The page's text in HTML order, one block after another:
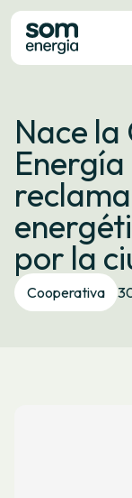
Tarifas
Servizos
Empresas
La
Contacto
Trámites
Oficina virtual
Nace la
por la
Cooperativa